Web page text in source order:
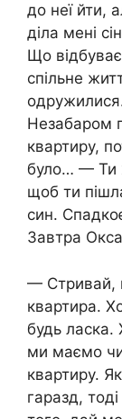
до неї йти,
діла мені
Що
спільне
Незабаром
квартиру,
було… — Ти
щоб ти
син.
Завтра
— Стривай,
квартира.
будь
ми маємо
квартиру.
гаразд,